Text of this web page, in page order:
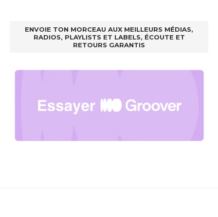
ENVOIE TON MORCEAU AUX MEILLEURS MÉDIAS,
RADIOS, PLAYLISTS ET LABELS, ÉCOUTE ET
RETOURS GARANTIS